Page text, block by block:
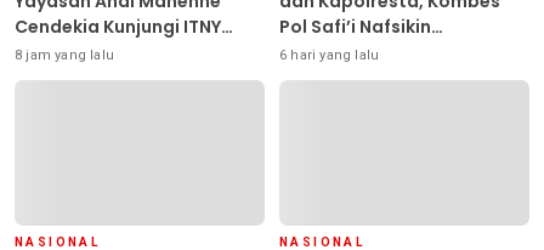
Cendekia Kunjungi ITNY
Yogyakarta
8 jam yang lalu
Pol Safi’i Nafsikin
Mengemban Amanah
Pimpin Polresta Kendari
6 hari yang lalu
NASIONAL NASIONAL